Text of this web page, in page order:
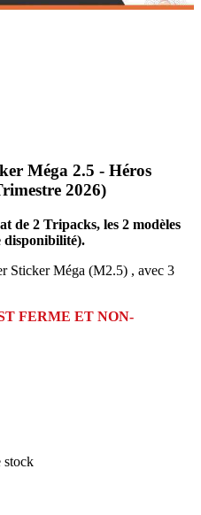
Méga 2.5 - Héros
2026)
de 2 Tripacks, les 2 modèles
disponibilité).
Sticker Méga (M2.5) , avec 3
FERME ET NON-
stock